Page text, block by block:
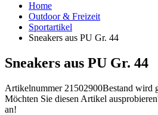
Home
Outdoor & Freizeit
Sportartikel
Sneakers aus PU Gr. 44
Sneakers aus PU Gr. 44
Artikelnummer 21502900Bestand wird
Möchten Sie diesen Artikel
an!